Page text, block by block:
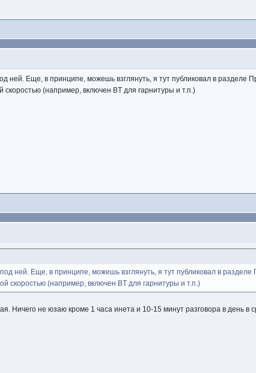
ней. Еще, в принципе, можешь взглянуть, я тут публиковал в разделе
(например, включен BT для гарнитуры и т.п.)
ней. Еще, в принципе, можешь взглянуть, я тут публиковал в
скоростью (например, включен BT для гарнитуры и т.п.)
Ничего не юзаю кроме 1 часа инета и 10-15 минут разговора в день в